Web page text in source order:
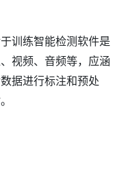
训练智能检测软件是
视频、音频等，应涵
据进行标注和预处